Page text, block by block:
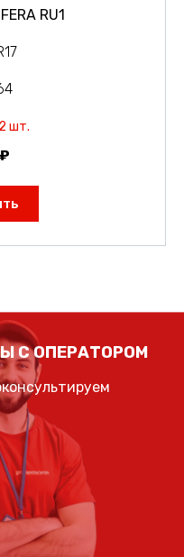
RU1
шт.
С ОПЕРАТОРОМ